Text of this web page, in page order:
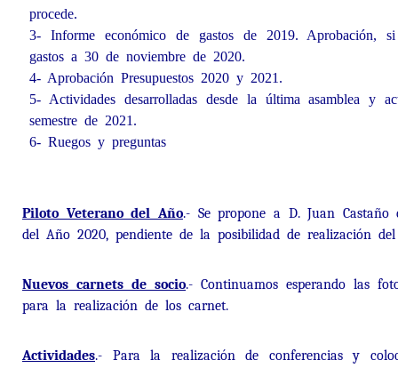
procede.
3- Informe económico de gastos de 2019. Aprobación,
gastos a 30 de noviembre de 2020.
4- Aprobación Presupuestos 2020 y 2021.
5- Actividades desarrolladas desde la última asamblea y
semestre de 2021.
6- Ruegos y preguntas
Piloto Veterano del Año.- Se propone a D. Juan Castaño
del Año 2020, pendiente de la posibilidad de realización del
Nuevos carnets de socio.- Continuamos esperando las
para la realización de los carnet.
Actividades.- Para la realización de conferencias y